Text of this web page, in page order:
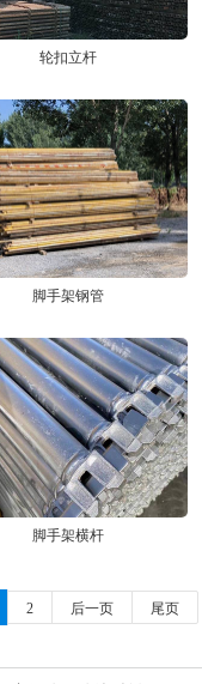
轮扣立杆
脚手架钢管
脚手架横杆
2 后一页 尾页